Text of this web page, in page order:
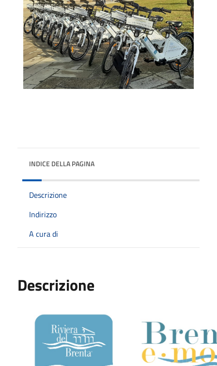
INDICE DELLA PAGINA
Descrizione
Indirizzo
A cura di
Descrizione